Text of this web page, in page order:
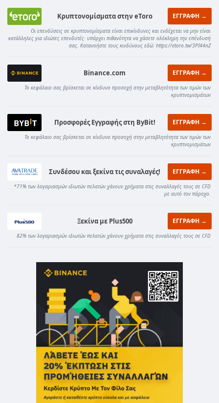
Κρυπτονομίσματα στην eToro ΕΓΓΡΑΦΗ →
Οι επενδύσεις σε κρυπτονομίσματα είναι επικίνδυνες και ενδέχεται να μην είναι
κατάλληλες για ιδιώτες επενδυτές· υπάρχει πιθανότητα να χάσετε ολόκληρη την επένδυσή
σας. Κατανοήστε τους κινδύνους εδώ: https://etoro.tw/3PI44nZ
Binance.com ΕΓΓΡΑΦΗ →
Το κεφάλαιο σας βρίσκεται σε κίνδυνο προσοχή στην μεταβλητότητα των τιμών των
κρυπτνομισμάτων
Προσφορές Εγγραφής στη ByBit! ΕΓΓΡΑΦΗ →
Το κεφάλαιο σας βρίσκεται σε κίνδυνο προσοχή στην μεταβλητότητα των τιμών των
κρυπτνομισμάτων
Συνδέσου και ξεκίνα τις συναλαγές! ΕΓΓΡΑΦΗ →
*71% των λογαριασμών ιδιωτών πελατών χάνουν χρήματα στις συναλλαγές τους σε CFD
με αυτό τον πάροχο.
Ξεκίνα με Plus500 ΕΓΓΡΑΦΗ →
82% των λογαριασμών ιδιωτών πελατών χάνουν χρήματα στις συναλλαγές τους σε CFD